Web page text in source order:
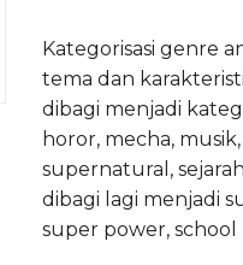
Kategorisasi genre
tema dan
dibagi menjadi
horor, mecha,
supernatural,
dibagi lagi menjadi
super power, school